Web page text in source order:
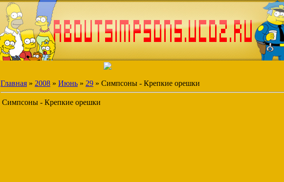
Главная » 2008 » Июнь » 29 » Симпсоны - Крепкие орешки
Симпсоны - Крепкие орешки